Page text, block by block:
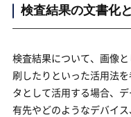
検査結果の文書化
検査結果について、画像
刷したりといった活用法
タとして活用する場合、
有先やどのようなデバイ